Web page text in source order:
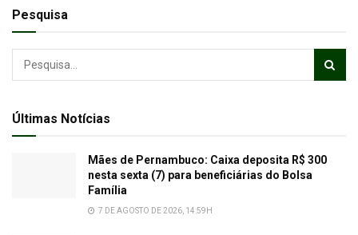
Pesquisa
Últimas Notícias
Mães de Pernambuco: Caixa deposita R$ 300
nesta sexta (7) para beneficiárias do Bolsa
Família
7 DE AGOSTO DE 2026, 14:59H